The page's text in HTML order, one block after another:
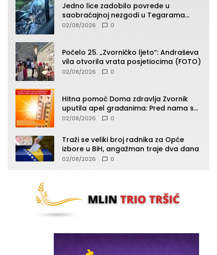
Jedno lice zadobilo povrede u
saobraćajnoj nezgodi u Tegarama
(FOTO)
02/08/2026 0
Počelo 25. „Zvorničko ljeto“: Andraševa
vila otvorila vrata posjetiocima (FOTO)
02/08/2026 0
Hitna pomoć Doma zdravlja Zvornik
uputila apel građanima: Pred nama su
temperature do 40°C, oprez zbog
02/08/2026 0
Traži se veliki broj radnika za Opće
izbore u BiH, angažman traje dva dana
02/08/2026 0